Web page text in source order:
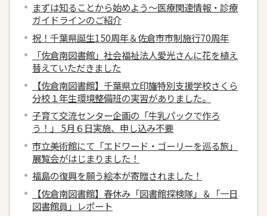
まずは知ることから始めよう～医療関連情報・診療
ガイドラインのご紹介
祝！千葉県誕生150周年＆佐倉市市制施行70周年
「佐倉南図書館」社会福祉法人愛光さんに花を植え
替えていただきました
【佐倉南図書館】千葉県立印旛特別支援学校さくら
分校１年生環境整備班の実習がありました。
子育て交流センター企画の「牛乳パックで作ろ
う！」 5月６日実施、申し込み不要
市立美術館にて「エドワード・ゴーリーを巡る旅」
展覧会がはじまりました！
福島の復興を願う絵本が寄贈されました！
【佐倉南図書館】春休み「図書館探検隊」＆「一日
図書館員」レポート